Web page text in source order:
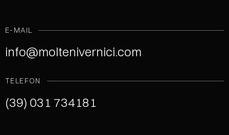
E-MAIL
info@moltenivernici.com
TELEFON
(39) 031 734181